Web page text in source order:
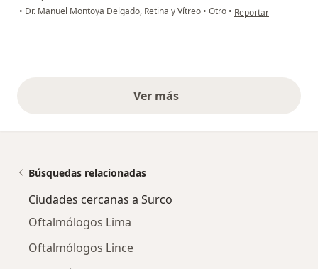
• Dr. Manuel Montoya Delgado, Retina y Vítreo • Otro • en opinión del
Reportar
Ver másopiniones anteriores
Búsquedas relacionadas
Ciudades cercanas a Surco
Oftalmólogos Lima
Oftalmólogos Lince